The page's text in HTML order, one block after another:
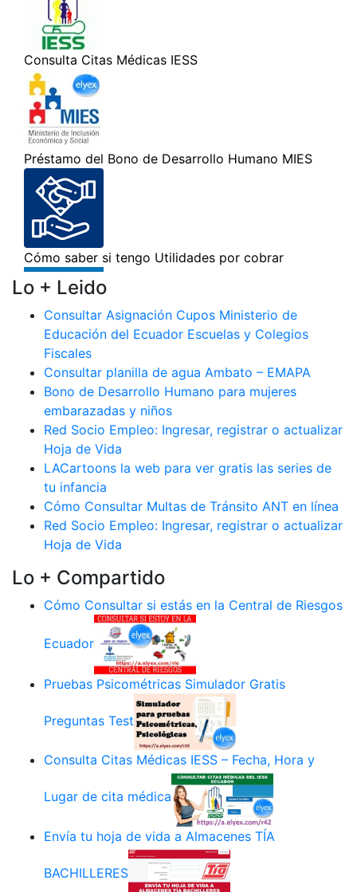
Lo + Leido
Consultar Asignación Cupos Ministerio de
Educación del Ecuador Escuelas y Colegios
Fiscales
Consultar planilla de agua Ambato – EMAPA
Bono de Desarrollo Humano para mujeres
embarazadas y niños
Red Socio Empleo: Ingresar, registrar o actualizar
Hoja de Vida
LACartoons la web para ver gratis las series de
tu infancia
Cómo Consultar Multas de Tránsito ANT en línea
Red Socio Empleo: Ingresar, registrar o actualizar
Hoja de Vida
Lo + Compartido
Cómo Consultar si estás en la Central de Riesgos
Ecuador
Pruebas Psicométricas Simulador Gratis
Preguntas Test
Consulta Citas Médicas IESS – Fecha, Hora y
Lugar de cita médica
Envía tu hoja de vida a Almacenes TÍA
BACHILLERES